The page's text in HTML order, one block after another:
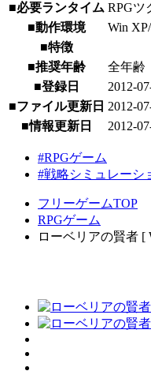
■必要ランタイム RPGツ
■動作環境
Win
■特徴
■推奨年齢
全年齢
■登録日
2012-
■ファイル更新日 2012-
■情報更新日
2012-
#RPGゲーム
#戦略シミュレーシ
フリーゲームTOP
RPGゲーム
ローベリアの賢者 [